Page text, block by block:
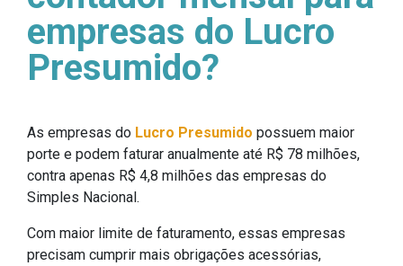
empresas do Lucro
Presumido?
As empresas do Lucro Presumido possuem maior
porte e podem faturar anualmente até R$ 78 milhões,
contra apenas R$ 4,8 milhões das empresas do
Simples Nacional.
Com maior limite de faturamento, essas empresas
precisam cumprir mais obrigações acessórias,